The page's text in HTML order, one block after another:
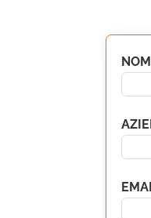
Leave
this
field